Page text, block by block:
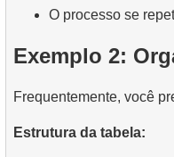
O processo se
Exemplo 2:
Frequentemente, você
Estrutura da tabela: